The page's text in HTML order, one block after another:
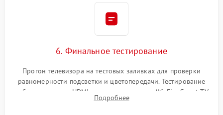
6. Финальное тестирование
Прогон телевизора на тестовых заливках для проверки
равномерности подсветки и цветопередачи. Тестирование
работы разъемов HDMI, динамиков, модуля Wi-Fi и Smart TV
в рабочем режиме в течение нескольких часов.
Подробнее